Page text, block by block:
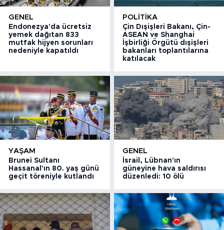
GENEL
Endonezya'da ücretsiz
yemek dağıtan 833
mutfak hijyen sorunları
nedeniyle kapatıldı
POLITIKA
Çin Dışişleri Bakanı, Çin-
ASEAN ve Shanghai
İşbirliği Örgütü dışişleri
bakanları toplantılarına
katılacak
YAŞAM
Brunei Sultanı
Hassanal'ın 80. yaş günü
geçit töreniyle kutlandı
GENEL
İsrail, Lübnan'ın
güneyine hava saldırısı
düzenledi: 10 ölü